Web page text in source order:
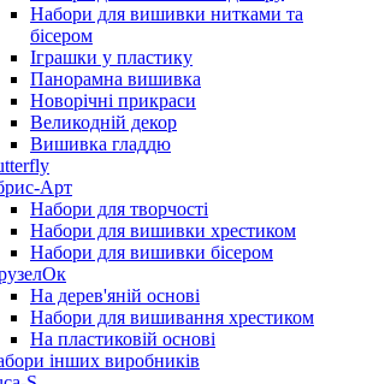
Набори для вишивки нитками та
бісером
Іграшки у пластику
Панорамна вишивка
Новорічні прикраси
Великодній декор
Вишивка гладдю
Арт
Набори для творчості
Набори для вишивки хрестиком
Набори для вишивки бісером
На дерев'яній основі
Набори для вишивання хрестиком
На пластиковій основі
інших виробників